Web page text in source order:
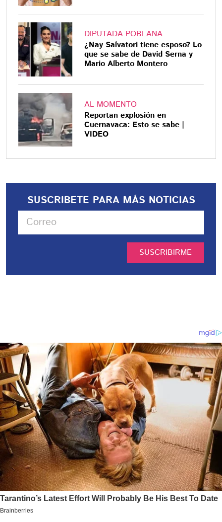
DIPUTADA POBLANA
¿Nay Salvatori tiene esposo? Lo
que se sabe de David Serna y
Mario Alberto Montero
AL MOMENTO
Reportan explosión en
Cuernavaca: Esto se sabe |
VIDEO
SUSCRIBETE PARA MÁS NOTICIAS
SUSCRIBIRME